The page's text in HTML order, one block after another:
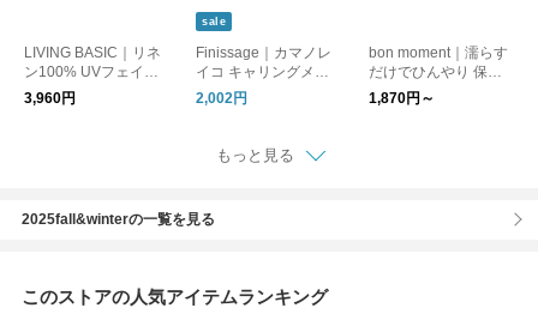
LIVING BASIC｜リネ
ン100% UVフェイス
カバー 日よけ 紫外線
対策 マスク
3,960円
sale
Finissage｜カマノレ
イコ キャリングメガ
ネケース
2,002円
bon moment｜濡らす
だけでひんやり 保冷
剤ポケット付きネック
クーラー
1,870円～
もっと見る
2025fall&winterの一覧を見る
このストアの人気アイテムランキング